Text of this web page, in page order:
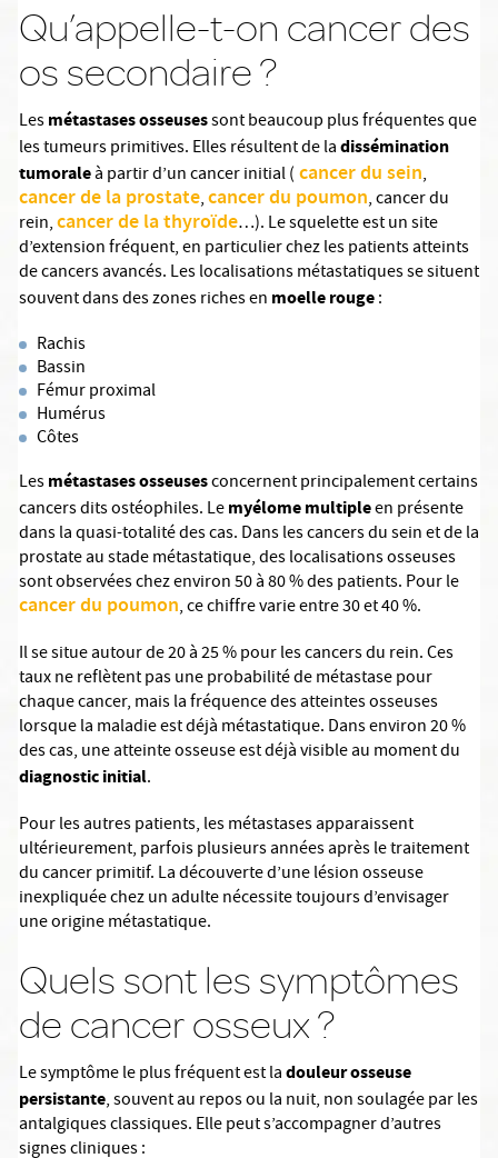
Qu’appelle-t-on cancer des
os secondaire ?
Lesmétastases osseusessont beaucoup plus fréquentes que
les tumeurs primitives. Elles résultent de ladissémination
tumoraleà partir d’un cancer initial ( cancer du sein,
cancer de la prostate,cancer du poumon, cancer du
rein,cancer de la thyroïde…). Le squelette est un site
d’extension fréquent, en particulier chez les patients atteints
de cancers avancés. Les localisations métastatiques se situent
souvent dans des zones riches en moelle rouge:
Rachis
Bassin
Fémur proximal
Humérus
Côtes
Lesmétastases osseusesconcernent principalement certains
cancers dits ostéophiles. Lemyélome multipleen présente
dans la quasi-totalité des cas. Dans les cancers du sein et de la
prostate au stade métastatique, des localisations osseuses
sont observées chez environ 50 à 80 % des patients. Pour le
cancer du poumon, ce chiffre varie entre 30 et 40 %.
Il se situe autour de 20 à 25 % pour les cancers du rein. Ces
taux ne reflètent pas une probabilité de métastase pour
chaque cancer, mais la fréquence des atteintes osseuses
lorsque la maladie est déjà métastatique. Dans environ 20 %
des cas, une atteinte osseuse est déjà visible au moment du
diagnostic initial.
Pour les autres patients, les métastases apparaissent
ultérieurement, parfois plusieurs années après le traitement
du cancer primitif. La découverte d’une lésion osseuse
inexpliquée chez un adulte nécessite toujours d’envisager
une origine métastatique.
Quels sont les symptômes
de cancer osseux ?
Le symptôme le plus fréquent est ladouleur osseuse
persistante, souvent au repos ou la nuit, non soulagée par les
antalgiques classiques. Elle peut s’accompagner d’autres
signes cliniques :